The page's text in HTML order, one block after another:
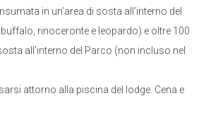
in un’area di sosta all’interno del
rinoceronte e leopardo) e oltre 100
all’interno del Parco (non incluso nel
attorno alla piscina del lodge. Cena e